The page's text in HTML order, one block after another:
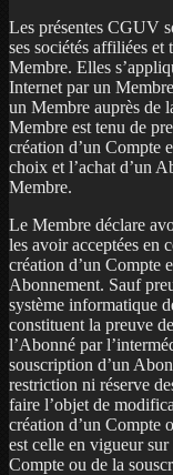
Les présentes CGUV
ses sociétés affiliées
Membre. Elles
Internet par un
un Membre auprès de
Membre est tenu de
création d’un Compte
choix et l’achat d’un
Membre.
Le Membre déclare
les avoir acceptées en
création d’un Compte
Abonnement. Sauf
système informatique
constituent la preuve
l’Abonné par
souscription d’un
restriction ni réserve
faire l’objet de
création d’un Compte
est celle en vigueur
Compte ou de la